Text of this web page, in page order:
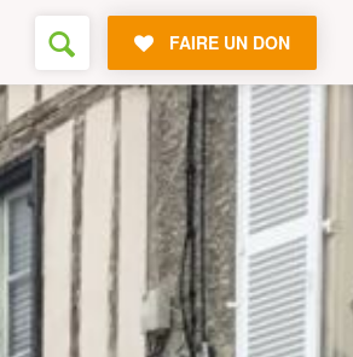
FAIRE UN DON